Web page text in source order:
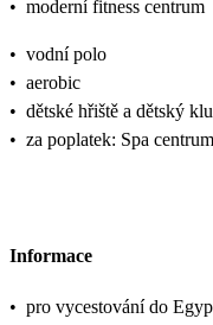
• moderní fitness centrum
• vodní polo
• aerobic
• dětské hřiště a dětský
• za poplatek: Spa
Informace
• pro vycestování do